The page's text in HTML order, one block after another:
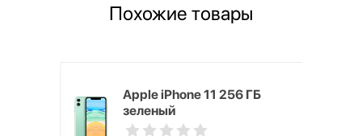
Похожие товары
Apple iPhone 11 256 ГБ
зеленый